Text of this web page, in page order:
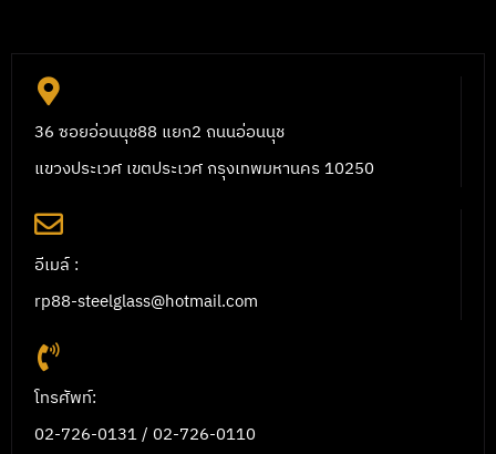
36 ซอยอ่อนนุช88 แยก2 ถนนอ่อนนุช
แขวงประเวศ เขตประเวศ กรุงเทพมหานคร 10250
อีเมล์ :
rp88-steelglass@hotmail.com
โทรศัพท์:
02-726-0131 / 02-726-0110